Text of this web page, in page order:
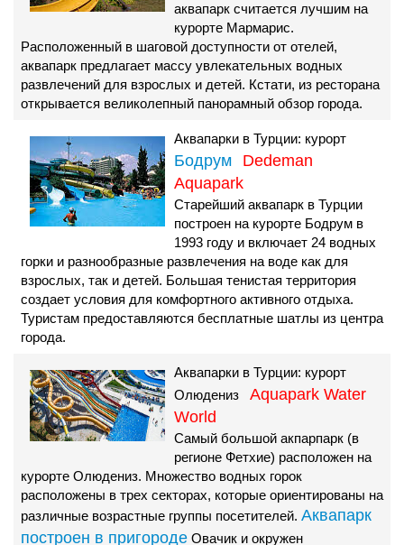
аквапарк считается лучшим на
курорте Мармарис.
Расположенный в шаговой доступности от отелей,
аквапарк предлагает массу увлекательных водных
развлечений для взрослых и детей. Кстати, из ресторана
открывается великолепный панорамный обзор города.
Аквапарки в Турции: курорт
Бодрум
Dedeman
Aquapark
Старейший аквапарк в Турции
построен на курорте Бодрум в
1993 году и включает 24 водных
горки и разнообразные развлечения на воде как для
взрослых, так и детей. Большая тенистая территория
создает условия для комфортного активного отдыха.
Туристам предоставляются бесплатные шатлы из центра
города.
Аквапарки в Турции: курорт
Олюдениз Aquapark Water
World
Самый большой акпарпарк (в
регионе Фетхие) расположен на
курорте Олюдениз. Множество водных горок
расположены в трех секторах, которые ориентированы на
различные возрастные группы посетителей. Аквапарк
построен в пригороде Овачик и окружен